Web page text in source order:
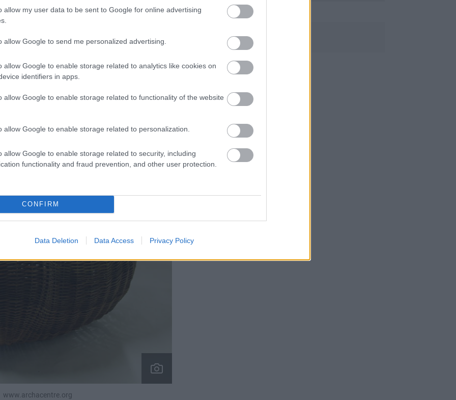
allow my user data to be sent to Google for online advertising
allow Google to send me personalized advertising.
allow Google to enable storage related to analytics like cookies on
identifiers in apps.
allow Google to enable storage related to functionality of the website
allow Google to enable storage related to personalization.
allow Google to enable storage related to security, including
functionality and fraud prevention, and other user protection.
CONFIRM
Data Deletion Data Access Privacy Policy
sa neusmeje šťastie si túto knihu,
víkendov sa v Bratislave
bude viesť osobne prednášajúci. Na
zľavu z kurzovného.
www.archacentre.org